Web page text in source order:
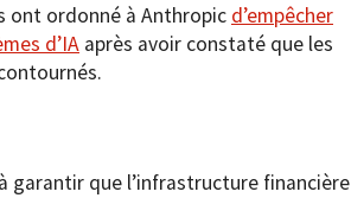
ont ordonné à Anthropic d’empêcher
d’IA après avoir constaté que les
garantir que l’infrastructure financière